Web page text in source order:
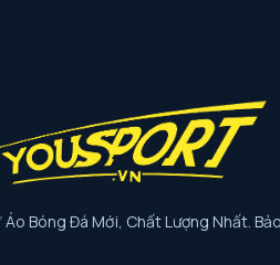
Bóng Đá Mới, Chất Lượng Nhất.